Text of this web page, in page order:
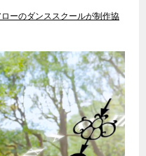
ーのダンススクールが制作協